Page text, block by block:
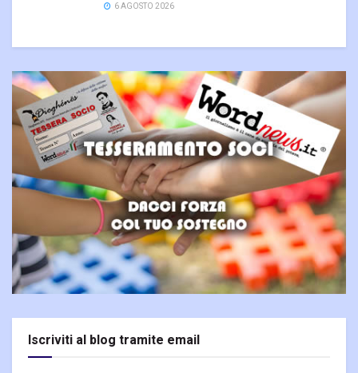
6 AGOSTO 2026
Iscriviti al blog tramite email